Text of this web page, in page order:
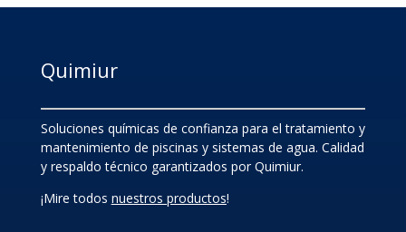
Quimiur
Soluciones químicas de confianza para el tratamiento y
mantenimiento de piscinas y sistemas de agua. Calidad
y respaldo técnico garantizados por Quimiur.
¡Mire todos nuestros productos!